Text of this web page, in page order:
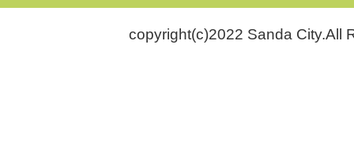
copyright(c)2022 Sanda City.All